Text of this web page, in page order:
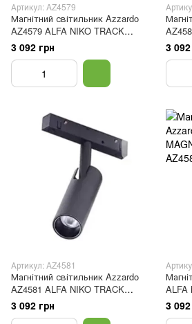
Артикул: AZ4579
Магнітний світильник Azzardo
AZ4579 ALFA NIKO TRACK
MAGNETIC 7W 3000K BK/BK
3 092 грн 3
Артикул: AZ4581
Магнітний світильник Azzardo
AZ4581 ALFA NIKO TRACK
MAGNETIC 7W 4000K BK/BK
3 092 грн
ALFA
7W
3